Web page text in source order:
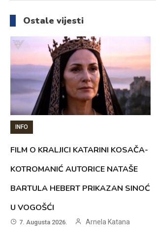
članaka
Ostale vijesti
INFO
FILM O KRALJICI KATARINI KOSAČA-
KOTROMANIĆ AUTORICE NATAŠE
BARTULA HEBERT PRIKAZAN SINOĆ
U VOGOŠĆI
7. Augusta 2026. Arnela Katana